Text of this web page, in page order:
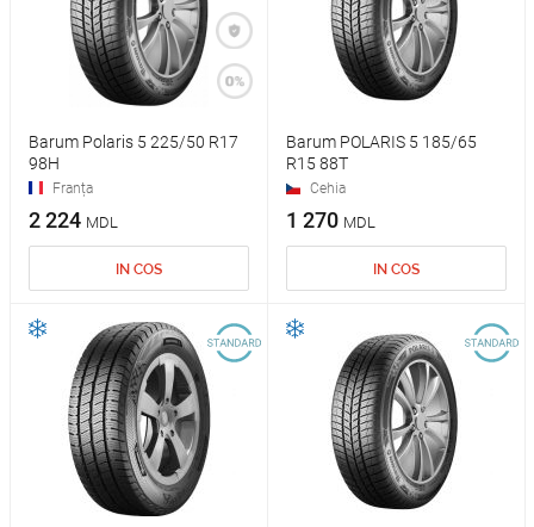
Barum Polaris 5 225/50 R17
98H
Franța
2 224 MDL
IN COS
Barum POLARIS 5 185/65
R15 88T
Cehia
1 270 MDL
IN COS